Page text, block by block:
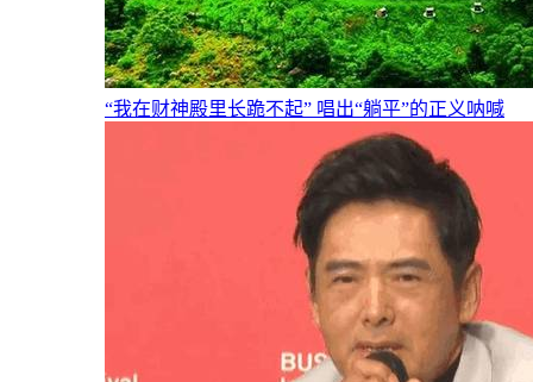
“我在财神殿里长跪不起” 唱出“躺平”的正义呐喊